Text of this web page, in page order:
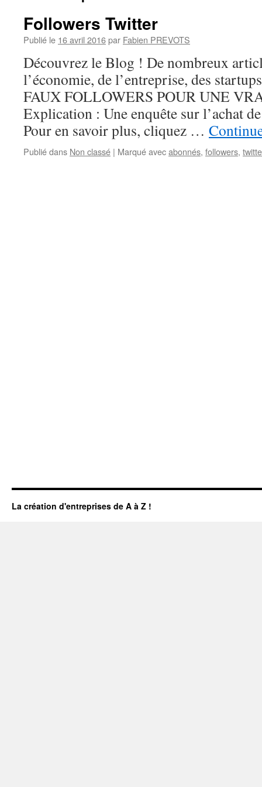
Followers Twitter
Publié le 16 avril 2016par Fabien PREVOTS
Découvrez le Blog ! De nombreux
l’économie, de l’entreprise, des
FAUX FOLLOWERS POUR UNE
Explication : Une enquête sur l’achat
Pour en savoir plus, cliquez …
Publié dans Non classé | Marqué avecabonnés, followers,
La création d'entreprises de A à Z !